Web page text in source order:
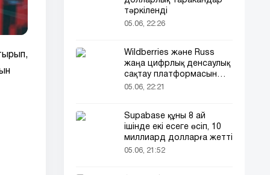
тәркіленді
05.06, 22:26
Wildberries және Russ
жаңа цифрлық денсаулық
сақтау платформасын
іске қосады
05.06, 22:21
Supabase құны 8 ай
ішінде екі есеге өсіп, 10
миллиард долларға жетті
05.06, 21:52